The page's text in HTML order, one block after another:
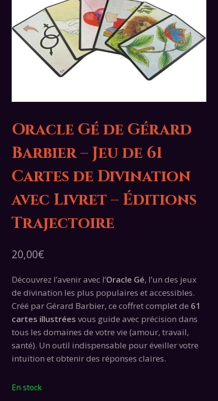
Oracle Gé de Gérard
Barbier – Jeu de 61
Cartes de Divination
avec Livret – Éditions
Trajectoire
20,00€
Découvrez l’avenir avec l’Oracle Gé, l’un des jeux
de divination les plus populaires et accessibles.
Créé par Gérard Barbier, ce coffret complet de 61
cartes illustrées vous guide avec précision dans
tous les domaines de votre vie (amour, travail,
santé). Un outil indispensable pour éveiller votre
intuition et obtenir des réponses claires.
En stock